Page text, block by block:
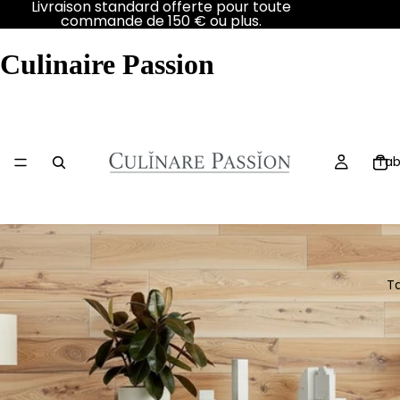
Livraison standard offerte pour toute
commande de 150 € ou plus.
Culinaire Passion